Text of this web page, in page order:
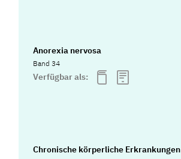
Anorexia nervosa
Band 34
Verfügbar als:
Chronische körperliche Erkrankungen